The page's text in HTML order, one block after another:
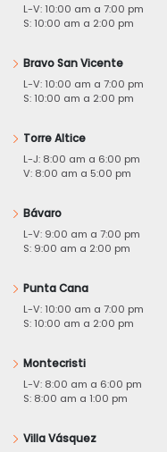
L-V: 10:00 am a 7:00 pm
S: 10:00 am a 2:00 pm
Bravo San Vicente
L-V: 10:00 am a 7:00 pm
S: 10:00 am a 2:00 pm
Torre Altice
L-J: 8:00 am a 6:00 pm
V: 8:00 am a 5:00 pm
Bávaro
L-V: 9:00 am a 7:00 pm
S: 9:00 am a 2:00 pm
Punta Cana
L-V: 10:00 am a 7:00 pm
S: 10:00 am a 2:00 pm
Montecristi
L-V: 8:00 am a 6:00 pm
S: 8:00 am a 1:00 pm
Villa Vásquez